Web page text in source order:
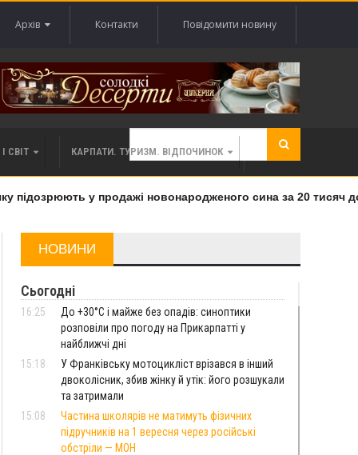
Архів Контакти Повідомити новину
СВІТ КАРПАТИ. ТУРИЗМ. ВІДПОЧИНОК
у продажі новонародженого сина за 20 тисяч
НОВИНИ
Сьогодні
16:25
До +30°C і майже без опадів: синоптики
розповіли про погоду на Прикарпатті у
найближчі дні
15:18
У Франківську мотоцикліст врізався в інший
двоколісник, збив жінку й утік: його розшукали
та затримали
15:08
Частина школярів не матимуть фізичних
підручників на 1 вересня через російські
обстріли — МОН